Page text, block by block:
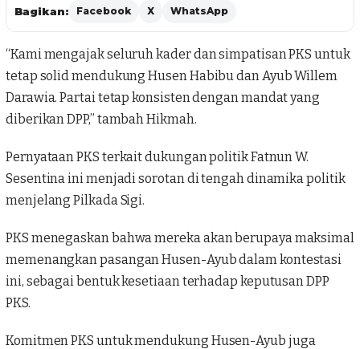
Bagikan: Facebook X WhatsApp
“Kami mengajak seluruh kader dan simpatisan PKS untuk
tetap solid mendukung Husen Habibu dan Ayub Willem
Darawia. Partai tetap konsisten dengan mandat yang
diberikan DPP,” tambah Hikmah.
Pernyataan PKS terkait dukungan politik Fatnun W.
Sesentina ini menjadi sorotan di tengah dinamika politik
menjelang Pilkada Sigi.
PKS menegaskan bahwa mereka akan berupaya maksimal
memenangkan pasangan Husen-Ayub dalam kontestasi
ini, sebagai bentuk kesetiaan terhadap keputusan DPP
PKS.
Komitmen PKS untuk mendukung Husen-Ayub juga